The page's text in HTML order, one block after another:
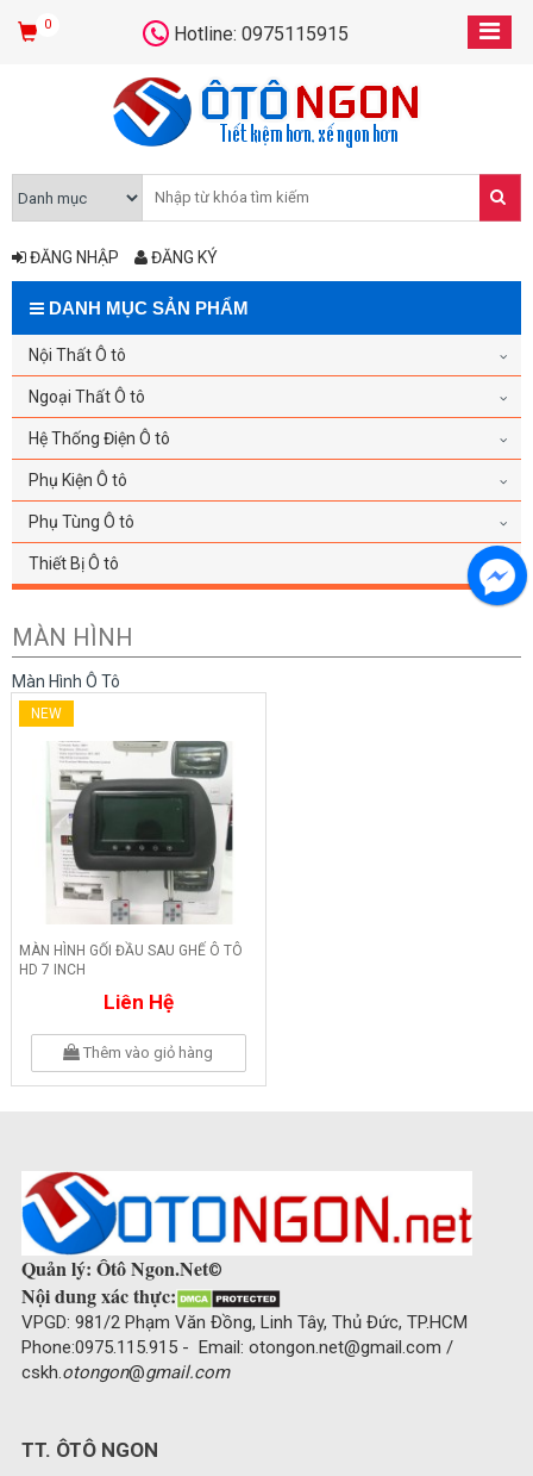
0 Hotline: 0975115915
ĐĂNG NHẬP ĐĂNG KÝ
DANH MỤC SẢN PHẨM
Nội Thất Ô tô
Ngoại Thất Ô tô
Hệ Thống Điện Ô tô
Phụ Kiện Ô tô
Phụ Tùng Ô tô
Thiết Bị Ô tô
MÀN HÌNH
Màn Hình Ô Tô
NEW
MÀN HÌNH GỐI ĐẦU SAU GHẾ Ô TÔ
HD 7 INCH
Liên Hệ
Thêm vào giỏ hàng
Quản lý: Ôtô Ngon.Net©
Nội dung xác thực:
VPGD: 981/2 Phạm Văn Đồng, Linh Tây, Thủ Đức, TP.HCM
Phone:0975.115.915 - Email: otongon.net@gmail.com /
cskh.otongon@gmail.com
TT. ÔTÔ NGON